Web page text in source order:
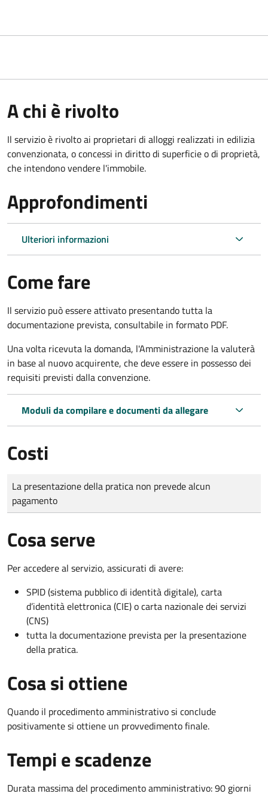
A chi è rivolto
Il servizio è rivolto ai proprietari di alloggi realizzati in edilizia
convenzionata, o concessi in diritto di superficie o di proprietà,
che intendono vendere l'immobile.
Approfondimenti
Ulteriori informazioni
Come fare
Il servizio può essere attivato presentando tutta la
documentazione prevista, consultabile in formato PDF.
Una volta ricevuta la domanda, l'Amministrazione la valuterà
in base al nuovo acquirente, che deve essere in possesso dei
requisiti previsti dalla convenzione.
Moduli da compilare e documenti da allegare
Costi
Tipo di pagamento
Importo
La presentazione della pratica non prevede alcun
pagamento
Cosa serve
Per accedere al servizio, assicurati di avere:
SPID (sistema pubblico di identità digitale), carta
d’identità elettronica (CIE) o carta nazionale dei servizi
(CNS)
tutta la documentazione prevista per la presentazione
della pratica.
Cosa si ottiene
Quando il procedimento amministrativo si conclude
positivamente si ottiene un provvedimento finale.
Tempi e scadenze
Durata massima del procedimento amministrativo: 90 giorni